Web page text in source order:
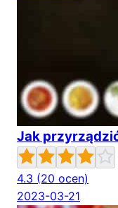
Jak
4.3 (20 ocen)
2023-03-21